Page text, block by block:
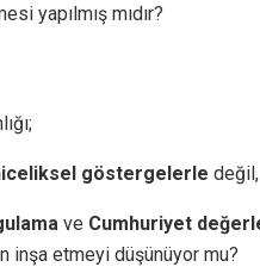
yapılmış mıdır?
göstergelerle değil,
ve Cumhuriyet
inşa etmeyi düşünüyor mu?